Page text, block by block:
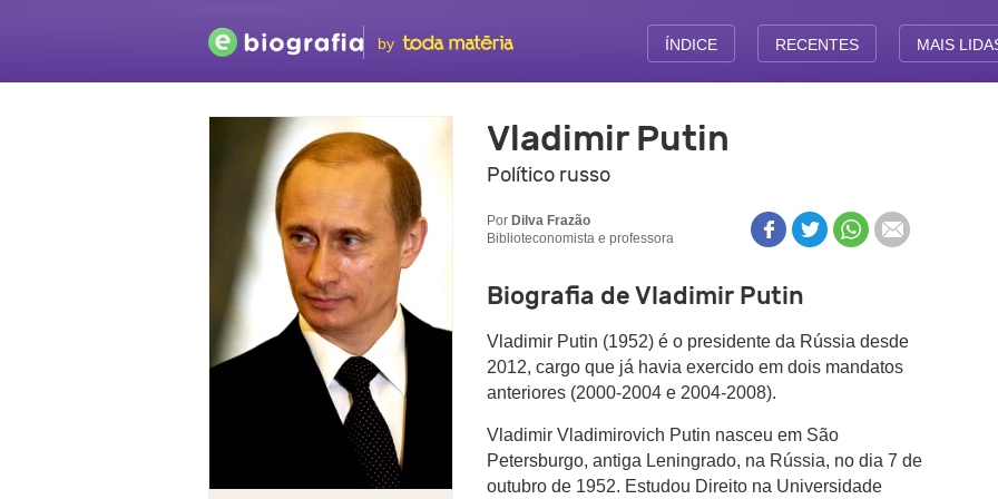
by ÍNDICE RECENTES MAIS
Vladimir Putin
Político russo
Por Dilva Frazão
Biblioteconomista e professora
Biografia de Vladimir Putin
Vladimir Putin (1952) é o presidente da Rússia desde
2012, cargo que já havia exercido em dois mandatos
anteriores (2000-2004 e 2004-2008).
Vladimir Vladimirovich Putin nasceu em São
Petersburgo, antiga Leningrado, na Rússia, no dia 7 de
outubro de 1952. Estudou Direito na Universidade